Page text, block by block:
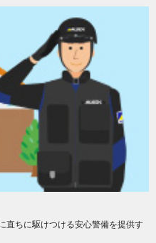
直ちに駆けつける安心警備を提供す